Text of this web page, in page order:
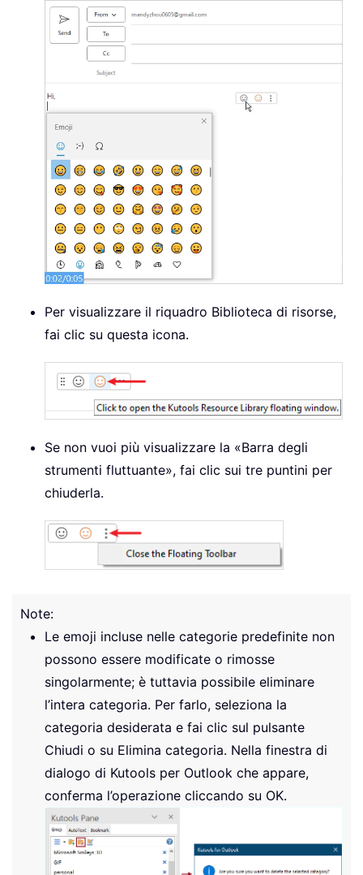
Per visualizzare il riquadro Biblioteca di risorse,
fai clic su questa icona.
Se non vuoi più visualizzare la «Barra degli
strumenti fluttuante», fai clic sui tre puntini per
chiuderla.
Note:
Le emoji incluse nelle categorie predefinite non
possono essere modificate o rimosse
singolarmente; è tuttavia possibile eliminare
l’intera categoria. Per farlo, seleziona la
categoria desiderata e fai clic sul pulsante
Chiudi o su Elimina categoria. Nella finestra di
dialogo di Kutools per Outlook che appare,
conferma l’operazione cliccando su OK.